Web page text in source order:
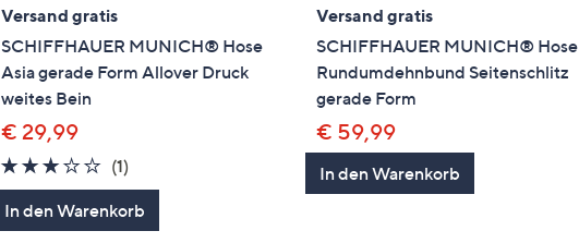
Versand gratis
SCHIFFHAUER MUNICH® Hose
Asia gerade Form Allover Druck
weites Bein
€ 29,99
3.0
von
5
(1)1
Bewertungen
In den Warenkorb
Versand gratis
SCHIFFHAUER MUNICH® Hose
Rundumdehnbund Seitenschlitz
gerade Form
€ 59,99
In den Warenkorb